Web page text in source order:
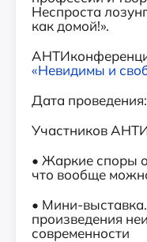
Неспроста
как домой!».
«Невидимы и
Дата
Участников
• Жаркие споры
что вообще
• Мини-
произведения
современности